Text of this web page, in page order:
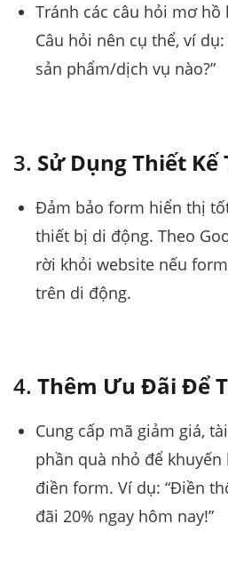
Tránh các câu hỏi mơ
Câu hỏi nên cụ thể, ví
sản phẩm/dịch vụ nào?”
3. Sử Dụng Thiết Kế
Đảm bảo form hiển thị
thiết bị di động. Theo
rời khỏi website nếu
trên di động.
4. Thêm Ưu Đãi Để
Cung cấp mã giảm giá,
phần quà nhỏ để
điền form. Ví dụ: “Điền
đãi 20% ngay hôm nay!”